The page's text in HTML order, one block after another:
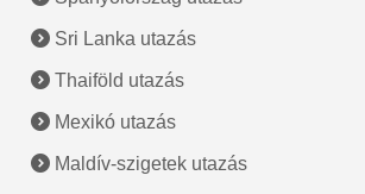
Sri Lanka utazás
Thaiföld utazás
Mexikó utazás
Maldív-szigetek utazás